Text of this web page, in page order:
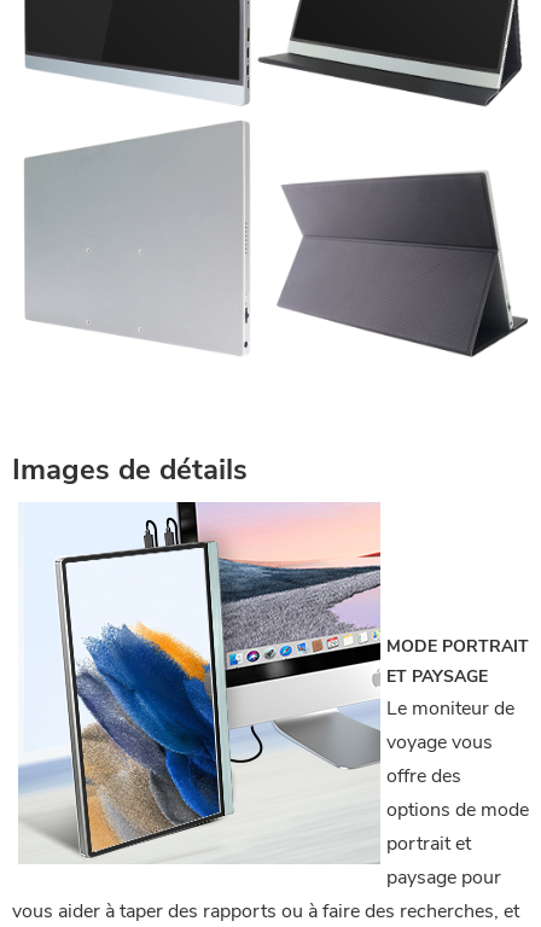
Images de détails
MODE PORTRAIT
ET PAYSAGE
Le moniteur de
voyage vous
offre des
options de mode
portrait et
paysage pour
vous aider à taper des rapports ou à faire des recherches, et